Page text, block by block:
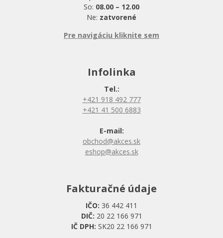
So: 08.00 – 12.00
Ne: zatvorené
Pre navigáciu kliknite sem
Infolinka
Tel.:
+421 918 492 777
+421 41 500 6883
E-mail:
obchod@akces.sk
eshop@akces.sk
Fakturačné údaje
IČO: 36 442 411
DIČ: 20 22 166 971
IČ DPH: SK20 22 166 971